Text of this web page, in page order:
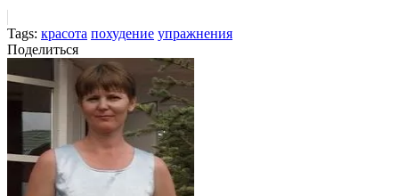
Tags: красота похудение упражнения
Поделиться